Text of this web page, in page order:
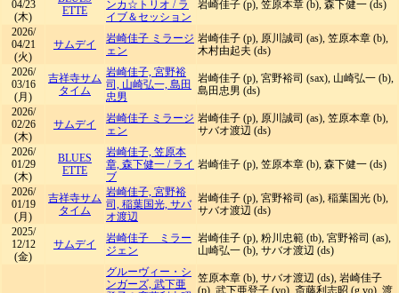
04/23
(木)
ETTE
ンカ☆トリオ / ラ
イブ＆セッション
岩崎佳子 (p), 笠原本章 (b), 森下健一 (ds)
2026/
04/21
(火)
サムデイ
岩崎佳子 ミラージ
ェン
岩崎佳子 (p), 原川誠司 (as), 笠原本章 (b),
木村由起夫 (ds)
2026/
03/16
(月)
吉祥寺サム
タイム
岩崎佳子, 宮野裕
司, 山崎弘一, 島田
忠男
岩崎佳子 (p), 宮野裕司 (sax), 山崎弘一 (b),
島田忠男 (ds)
2026/
02/26
(木)
サムデイ
岩崎佳子 ミラージ
ェン
岩崎佳子 (p), 原川誠司 (as), 笠原本章 (b),
サバオ渡辺 (ds)
2026/
01/29
(木)
BLUES
ETTE
岩崎佳子, 笠原本
章, 森下健一 / ライ
ブ
岩崎佳子 (p), 笠原本章 (b), 森下健一 (ds)
2026/
01/19
(月)
吉祥寺サム
タイム
岩崎佳子, 宮野裕
司, 稲葉国光, サバ
オ渡辺
岩崎佳子 (p), 宮野裕司 (as), 稲葉国光 (b),
サバオ渡辺 (ds)
2025/
12/12
(金)
サムデイ
岩崎佳子 ミラー
ジェン
岩崎佳子 (p), 粉川忠範 (tb), 宮野裕司 (as),
山崎弘一 (b), サバオ渡辺 (ds)
グルーヴィー・シ
ンガーズ, 武下亜
笠原本章 (b), サバオ渡辺 (ds), 岩崎佳子